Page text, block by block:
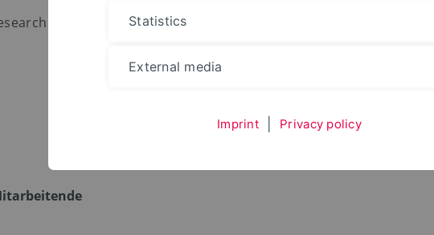
Contact FTZ Team
Statistics
External media
Imprint Privacy policy